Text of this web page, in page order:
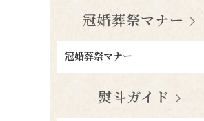
冠婚葬祭マナー
冠婚葬祭マナー
熨斗ガイド